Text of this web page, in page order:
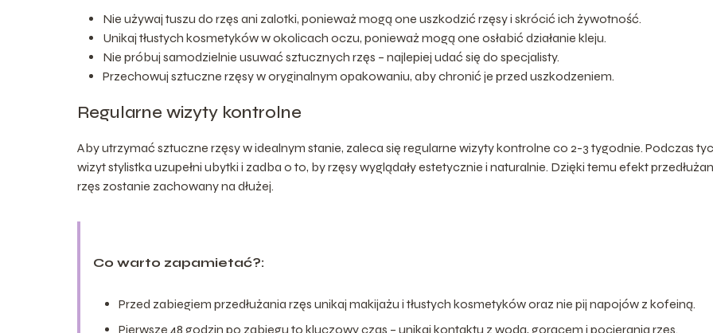
Nie używaj tuszu do rzęs ani zalotki, ponieważ mogą one uszkodzić rzęsy i skrócić ich żywotność.
Unikaj tłustych kosmetyków w okolicach oczu, ponieważ mogą one osłabić działanie kleju.
Nie próbuj samodzielnie usuwać sztucznych rzęs – najlepiej udać się do specjalisty.
Przechowuj sztuczne rzęsy w oryginalnym opakowaniu, aby chronić je przed uszkodzeniem.
Regularne wizyty kontrolne
Aby utrzymać sztuczne rzęsy w idealnym stanie, zaleca się regularne wizyty kontrolne co 2-3 tygodnie. Podczas
wizyt stylistka uzupełni ubytki i zadba o to, by rzęsy wyglądały estetycznie i naturalnie. Dzięki temu efekt
rzęs zostanie zachowany na dłużej.
Co warto zapamietać?:
Przed zabiegiem przedłużania rzęs unikaj makijażu i tłustych kosmetyków oraz nie pij napojów z kofeiną.
Pierwsze 48 godzin po zabiegu to kluczowy czas – unikaj kontaktu z wodą, gorącem i pocierania rzęs.